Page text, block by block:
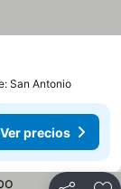
San Antonio
Ver precios